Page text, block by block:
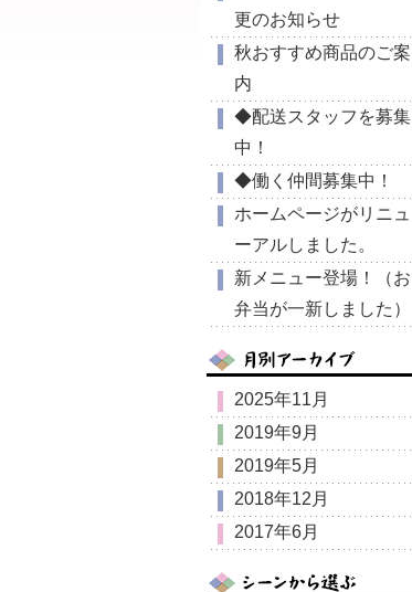
更のお知らせ
秋おすすめ商品のご案
内
◆配送スタッフを募集
中！
◆働く仲間募集中！
ホームページがリニュ
ーアルしました。
新メニュー登場！（お
弁当が一新しました）
2025年11月
2019年9月
2019年5月
2018年12月
2017年6月